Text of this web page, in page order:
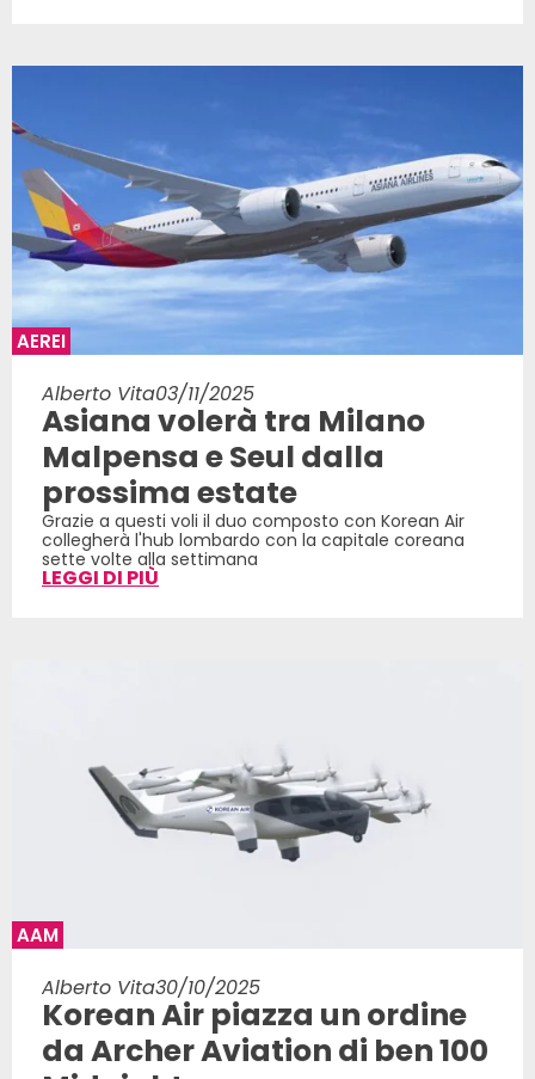
AEREI
Alberto Vita03/11/2025
Asiana volerà tra Milano
Malpensa e Seul dalla
prossima estate
Grazie a questi voli il duo composto con Korean Air
collegherà l'hub lombardo con la capitale coreana
sette volte alla settimana
LEGGI DI PIÙ
AAM
Alberto Vita30/10/2025
Korean Air piazza un ordine
da Archer Aviation di ben 100